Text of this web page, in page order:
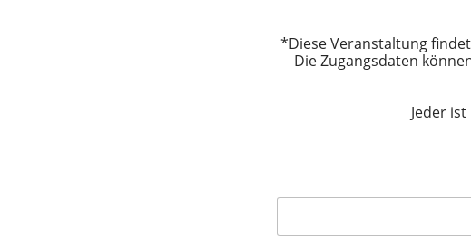
*Diese Veranstaltung findet
Die Zugangsdaten
Jeder